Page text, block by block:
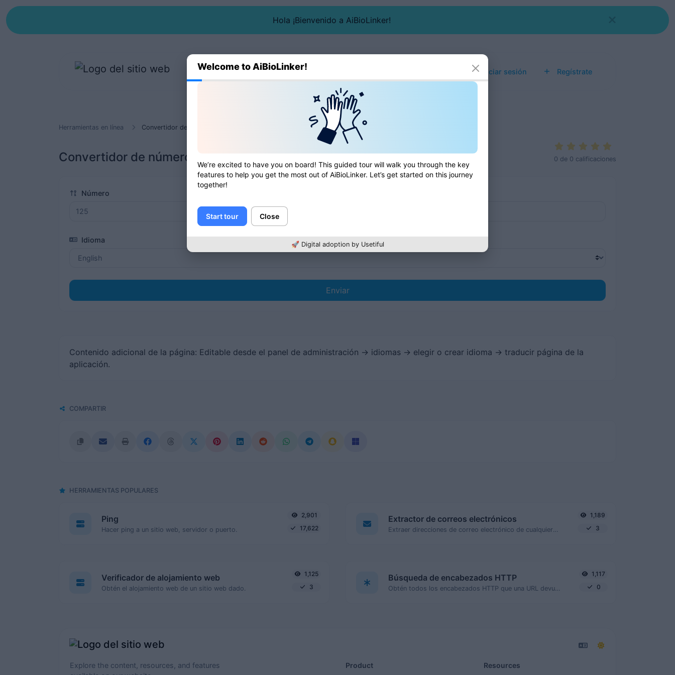
Hola ¡Bienvenido a AiBioLinker!
Iniciar sesión Regístrate
Herramientas en línea Convertidor de números a palabras
Convertidor de números a palabras 0 de 0 calificaciones
Número
Idioma
Enviar
Contenido adicional de la página: Editable desde el panel de administración -> idiomas -> elegir o crear idioma -> traducir página de la
aplicación.
COMPARTIR
HERRAMIENTAS POPULARES
Ping
Hacer ping a un sitio web, servidor o puerto.
2,901
17,622
Extractor de correos electrónicos
Extraer direcciones de correo electrónico de cualquier tipo de contenido de texto.
1,189
3
Verificador de alojamiento web
Obtén el alojamiento web de un sitio web dado.
1,125
3
Búsqueda de encabezados HTTP
Obtén todos los encabezados HTTP que una URL devuelve para una solicitud GET típica.
1,117
0
Explore the content, resources, and features
Product Resources
Welcome to AiBioLinker!
We’re excited to have you on board! This guided tour will walk you through the key
features to help you get the most out of AiBioLinker. Let’s get started on this journey
together!
Start tour Close
🚀 Digital adoption by Usetiful